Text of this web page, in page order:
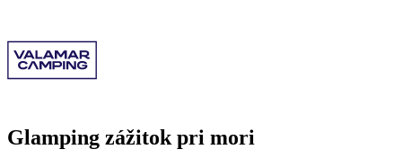
Glamping zážitok pri mori